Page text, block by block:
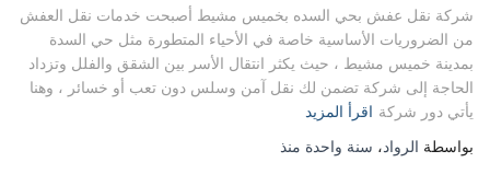
شركة نقل عفش بحي السده بخميس مشيط أصبحت خدمات نقل العفش
من الضروريات الأساسية خاصة في الأحياء المتطورة مثل حي السدة
بمدينة خميس مشيط ، حيث يكثر انتقال الأسر بين الشقق والفلل وتزداد
الحاجة إلى شركة تضمن لك نقل آمن وسلس دون تعب أو خسائر ، وهنا
يأتي دور شركة اقرأ المزيد
بواسطة الرواد، سنة واحدة منذ